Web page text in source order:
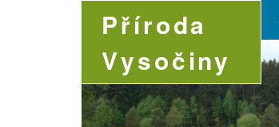
Příroda
Vysočiny